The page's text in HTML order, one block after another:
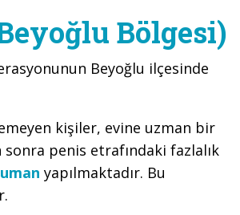
Bölgesi)
Beyoğlu ilçesinde
kişiler, evine uzman bir
sonra penis etrafındaki fazlalık
yapılmaktadır. Bu